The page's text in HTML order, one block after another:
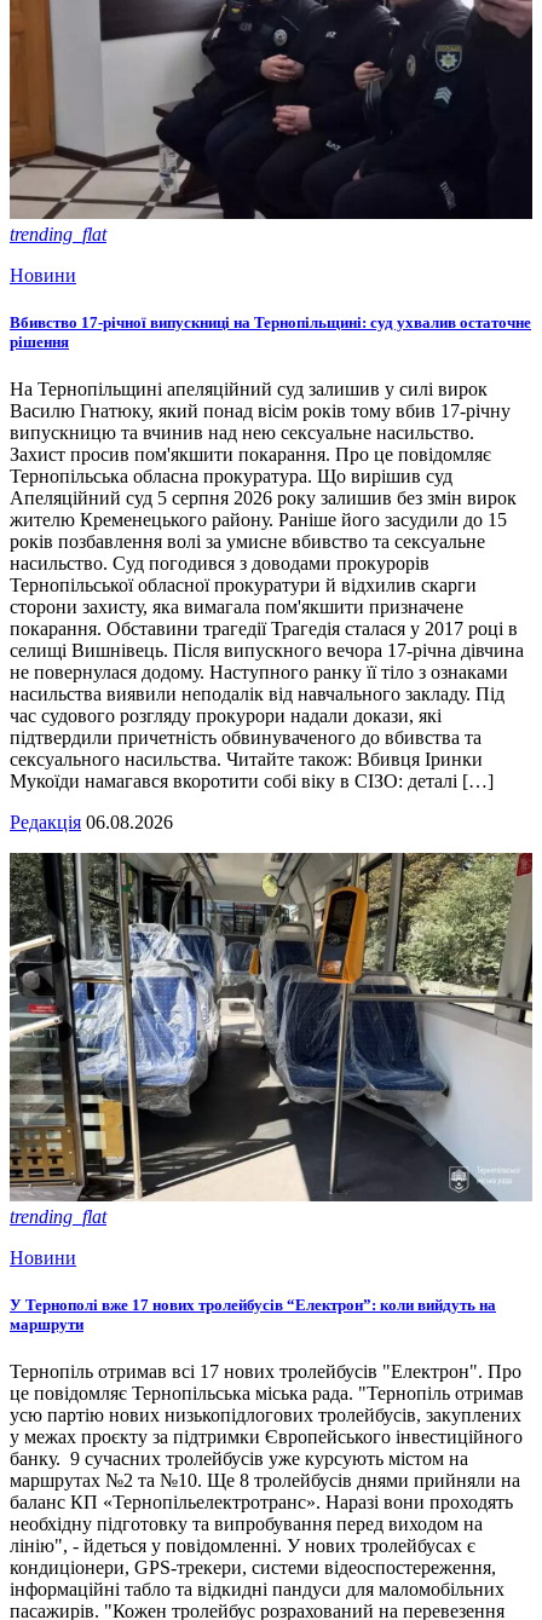
trending_flat
Новини
Вбивство 17-річної випускниці на Тернопільщині: суд ухвалив остаточне
рішення
На Тернопільщині апеляційний суд залишив у силі вирок
Василю Гнатюку, який понад вісім років тому вбив 17-річну
випускницю та вчинив над нею сексуальне насильство.
Захист просив пом'якшити покарання. Про це повідомляє
Тернопільська обласна прокуратура. Що вирішив суд
Апеляційний суд 5 серпня 2026 року залишив без змін вирок
жителю Кременецького району. Раніше його засудили до 15
років позбавлення волі за умисне вбивство та сексуальне
насильство. Суд погодився з доводами прокурорів
Тернопільської обласної прокуратури й відхилив скарги
сторони захисту, яка вимагала пом'якшити призначене
покарання. Обставини трагедії Трагедія сталася у 2017 році в
селищі Вишнівець. Після випускного вечора 17-річна дівчина
не повернулася додому. Наступного ранку її тіло з ознаками
насильства виявили неподалік від навчального закладу. Під
час судового розгляду прокурори надали докази, які
підтвердили причетність обвинуваченого до вбивства та
сексуального насильства. Читайте також: Вбивця Іринки
Мукоїди намагався вкоротити собі віку в СІЗО: деталі […]
Редакція 06.08.2026
trending_flat
Новини
У Тернополі вже 17 нових тролейбусів “Електрон”: коли вийдуть на
маршрути
Тернопіль отримав всі 17 нових тролейбусів "Електрон". Про
це повідомляє Тернопільська міська рада. "Тернопіль отримав
усю партію нових низькопідлогових тролейбусів, закуплених
у межах проєкту за підтримки Європейського інвестиційного
банку. 9 сучасних тролейбусів уже курсують містом на
маршрутах №2 та №10. Ще 8 тролейбусів днями прийняли на
баланс КП «Тернопільелектротранс». Наразі вони проходять
необхідну підготовку та випробування перед виходом на
лінію", - йдеться у повідомленні. У нових тролейбусах є
кондиціонери, GPS-трекери, системи відеоспостереження,
інформаційні табло та відкидні пандуси для маломобільних
пасажирів. "Кожен тролейбус розрахований на перевезення